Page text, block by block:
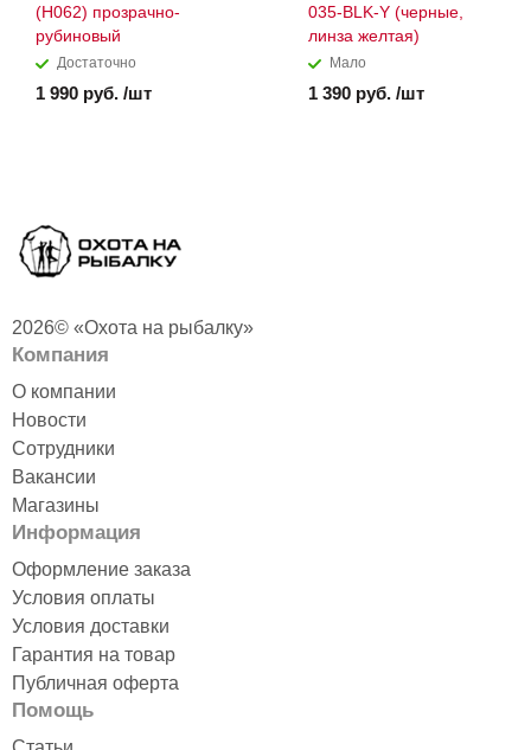
(H062) прозрачно-
рубиновый
Достаточно
1 990 руб. /шт
035-BLK-Y (черные,
линза желтая)
Мало
1 390 руб. /шт
2026© «Охота на рыбалку»
Компания
О компании
Новости
Сотрудники
Вакансии
Магазины
Информация
Оформление заказа
Условия оплаты
Условия доставки
Гарантия на товар
Публичная оферта
Помощь